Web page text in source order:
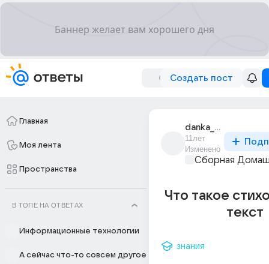
Создать пост
Главная
Моя лента
Пространства
В ТОПЕ НА ОТВЕТАХ
Информационные технологии
А сейчас что-то совсем другое
danka_2014
11лет
Изменено
Сборная
Что такое
текст
знания